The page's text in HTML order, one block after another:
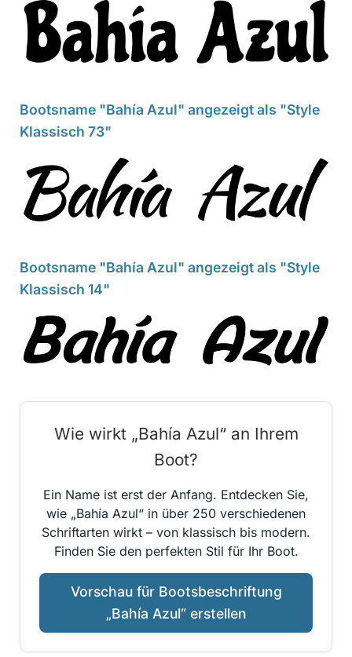
Bootsname "Bahía Azul" angezeigt als "Style
Klassisch 73"
Bootsname "Bahía Azul" angezeigt als "Style
Klassisch 14"
Wie wirkt „Bahía Azul“ an Ihrem
Boot?
Ein Name ist erst der Anfang. Entdecken Sie,
wie „Bahía Azul“ in über 250 verschiedenen
Schriftarten wirkt – von klassisch bis modern.
Finden Sie den perfekten Stil für Ihr Boot.
Vorschau für Bootsbeschriftung
„Bahía Azul“ erstellen